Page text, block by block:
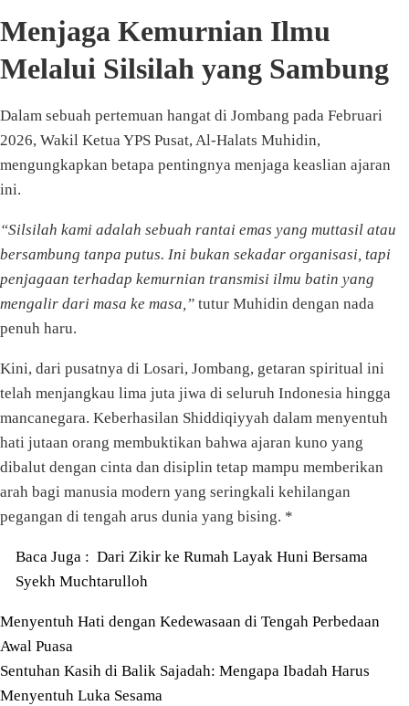
Menjaga Kemurnian Ilmu
Melalui Silsilah yang Sambung
Dalam sebuah pertemuan hangat di Jombang pada Februari
2026, Wakil Ketua YPS Pusat, Al-Halats Muhidin,
mengungkapkan betapa pentingnya menjaga keaslian ajaran
ini.
“Silsilah kami adalah sebuah rantai emas yang muttasil atau
bersambung tanpa putus. Ini bukan sekadar organisasi, tapi
penjagaan terhadap kemurnian transmisi ilmu batin yang
mengalir dari masa ke masa,” tutur Muhidin dengan nada
penuh haru.
Kini, dari pusatnya di Losari, Jombang, getaran spiritual ini
telah menjangkau lima juta jiwa di seluruh Indonesia hingga
mancanegara. Keberhasilan Shiddiqiyyah dalam menyentuh
hati jutaan orang membuktikan bahwa ajaran kuno yang
dibalut dengan cinta dan disiplin tetap mampu memberikan
arah bagi manusia modern yang seringkali kehilangan
pegangan di tengah arus dunia yang bising. *
Baca Juga : Dari Zikir ke Rumah Layak Huni Bersama
Syekh Muchtarulloh
Navigasi
pos
Menyentuh Hati dengan Kedewasaan di Tengah Perbedaan
Awal Puasa
Sentuhan Kasih di Balik Sajadah: Mengapa Ibadah Harus
Menyentuh Luka Sesama